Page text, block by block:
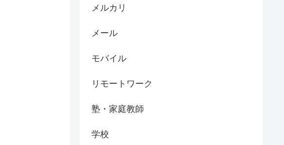
メルカリ
メール
モバイル
リモートワーク
塾・家庭教師
学校